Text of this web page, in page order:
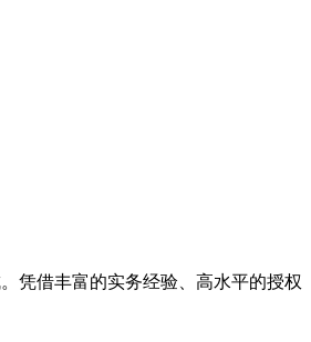
凭借丰富的实务经验、高水平的授权